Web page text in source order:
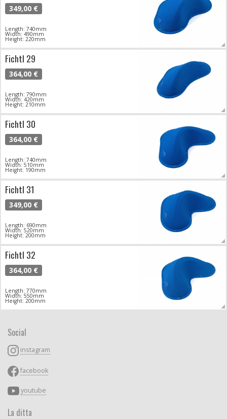
349,00 €
Length: 740mm
Width: 490mm
Height: 220mm
Fichtl 29
364,00 €
Length: 790mm
Width: 420mm
Height: 210mm
Fichtl 30
364,00 €
Length: 740mm
Width: 510mm
Height: 190mm
Fichtl 31
349,00 €
Length: 690mm
Width: 520mm
Height: 200mm
Fichtl 32
364,00 €
Length: 770mm
Width: 550mm
Height: 200mm
Social
instagram
facebook
youtube
La ditta